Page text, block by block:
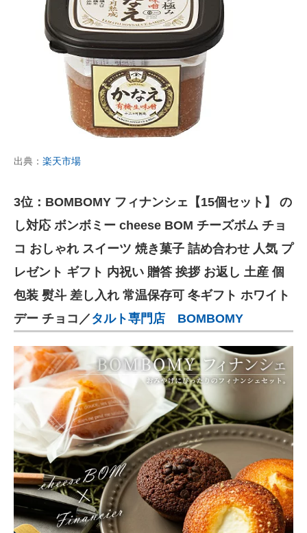
出典： 楽天市場
3位：BOMBOMY フィナンシェ【15個セット】 の
し対応 ボンボミー cheese BOM チーズボム チョ
コ おしゃれ スイーツ 焼き菓子 詰め合わせ 人気 プ
レゼント ギフト 内祝い 贈答 挨拶 お返し 土産 個
包装 熨斗 差し入れ 常温保存可 冬ギフト ホワイト
デー チョコ／ タルト専門店 BOMBOMY